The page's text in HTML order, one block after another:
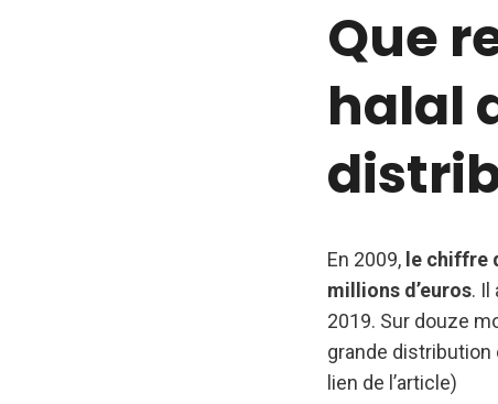
Que
halal
En 2009, le chiffre
millions d’euros. Il
2019. Sur douze
grande distribution
lien de l’article)